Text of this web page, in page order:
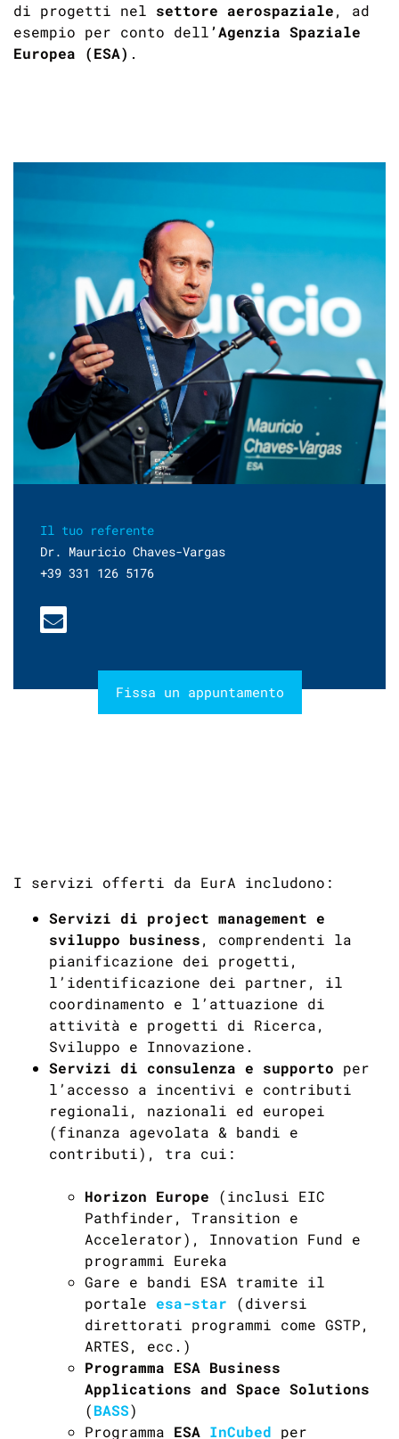
di progetti nel settore aerospaziale, ad
esempio per conto dell’Agenzia Spaziale
Europea (ESA) .
Il tuo referente
Dr. Mauricio Chaves-Vargas
+39 331 126 5176
Fissa un appuntamento
I servizi offerti da EurA includono:
Servizi di project management e
sviluppo business, comprendenti la
pianificazione dei progetti,
l’identificazione dei partner, il
coordinamento e l’attuazione di
attività e progetti di Ricerca,
Sviluppo e Innovazione.
Servizi di consulenza e supporto per
l’accesso a incentivi e contributi
regionali, nazionali ed europei
(finanza agevolata & bandi e
contributi), tra cui:
Horizon Europe (inclusi EIC
Pathfinder, Transition e
Accelerator), Innovation Fund e
programmi Eureka
Gare e bandi ESA tramite il
portale esa-star (diversi
direttorati programmi come GSTP,
ARTES, ecc.)
Programma ESA Business
Applications and Space Solutions
(BASS)
Programma ESA InCubed per